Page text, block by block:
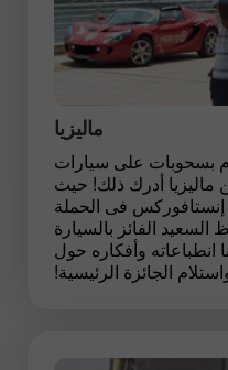
ماليزيا
بسحوبات على سيارات
ماليزيا أدرك ذلك! حيث
فى الحملة
الفائز بالسيارة
انطباعاته وأفكاره حول
الجائزة الرئيسية!